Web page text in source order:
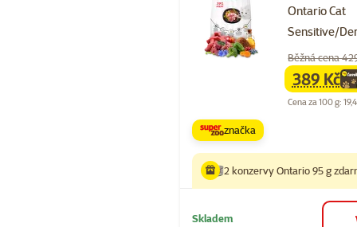
Ontario Cat
Sensitive/
Běžná cena
family
389 Kč
Cena za 100 g:
značka
2 konzervy Ontario 95 g
Skladem